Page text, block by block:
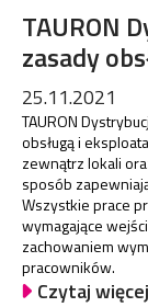
TAURON
zasady
25.11.2021
TAURON
obsługą i
zewnątrz lokali
sposób
Wszystkie prace
wymagające
zachowaniem
pracowników.
Czytaj więcej